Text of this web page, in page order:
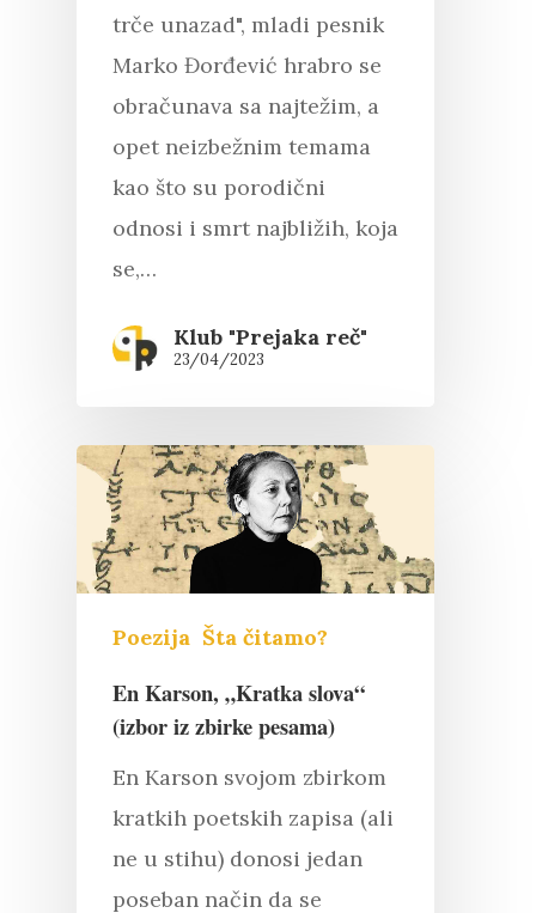
trče unazad", mladi pesnik
Marko Đorđević hrabro se
obračunava sa najtežim, a
opet neizbežnim temama
kao što su porodični
odnosi i smrt najbližih, koja
se,…
Klub "Prejaka reč"
23/04/2023
Poezija Šta čitamo?
En Karson, „Kratka slova“
(izbor iz zbirke pesama)
En Karson svojom zbirkom
kratkih poetskih zapisa (ali
ne u stihu) donosi jedan
poseban način da se
Književnost
Poezija
Proza
Teorija
Umetnost